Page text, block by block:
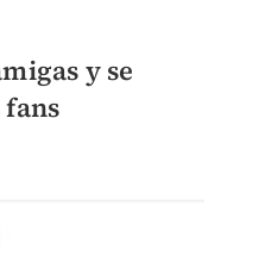
y se
fans